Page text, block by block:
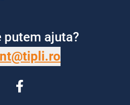
putem ajuta?